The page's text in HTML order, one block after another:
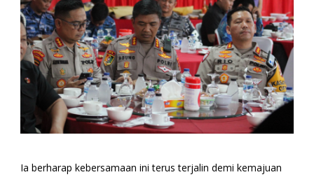
Ia berharap kebersamaan ini terus terjalin demi kemajuan